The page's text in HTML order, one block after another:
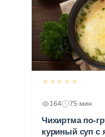
★★★★★
164 75 мин
Чихиртма по-
куриный суп с